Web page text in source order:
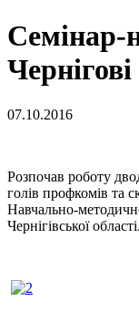
Семінар-
Чернігові
07.10.2016
Розпочав роботу
голів профкомів та
Навчально-
Чернігівської області.